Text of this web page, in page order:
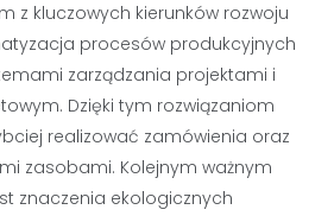
z kluczowych kierunków rozwoju
procesów produkcyjnych
zarządzania projektami i
Dzięki tym rozwiązaniom
realizować zamówienia oraz
zasobami. Kolejnym ważnym
znaczenia ekologicznych